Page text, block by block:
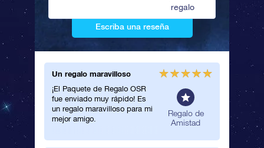
regalo
Escriba una reseña
Un regalo maravilloso
¡El Paquete de Regalo OSR
fue enviado muy rápido! Es
un regalo maravilloso para mi
mejor amigo.
Regalo de
Amistad
Bonito
Le
amigo
estrella
con él.